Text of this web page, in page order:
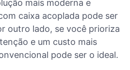
mais moderna e
caixa acoplada pode ser
outro lado, se você prioriza
e um custo mais
pode ser o ideal.